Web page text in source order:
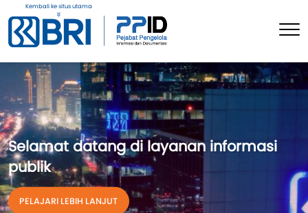
Kembali ke situs utama
Selamat datang di layanan informasi
publik
PELAJARI LEBIH LANJUT
Aplikasi PPID BRI
PELAJARI LEBIH LANJUT